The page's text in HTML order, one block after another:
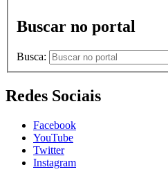
Buscar no portal
Busca:
Redes Sociais
Facebook
YouTube
Twitter
Instagram